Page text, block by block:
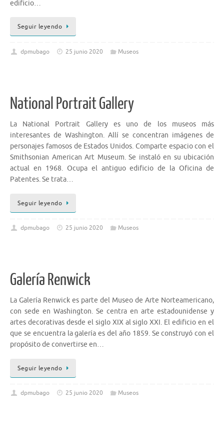
edificio…
Seguir leyendo
dpmubago 25 junio 2020 Museos
National Portrait Gallery
La National Portrait Gallery es uno de los museos más
interesantes de Washington. Allí se concentran imágenes de
personajes famosos de Estados Unidos. Comparte espacio con el
Smithsonian American Art Museum. Se instaló en su ubicación
actual en 1968. Ocupa el antiguo edificio de la Oficina de
Patentes. Se trata…
Seguir leyendo
dpmubago 25 junio 2020 Museos
Galería Renwick
La Galería Renwick es parte del Museo de Arte Norteamericano,
con sede en Washington. Se centra en arte estadounidense y
artes decorativas desde el siglo XIX al siglo XXI. El edificio en el
que se encuentra la galería es del año 1859. Se construyó con el
propósito de convertirse en…
Seguir leyendo
dpmubago 25 junio 2020 Museos